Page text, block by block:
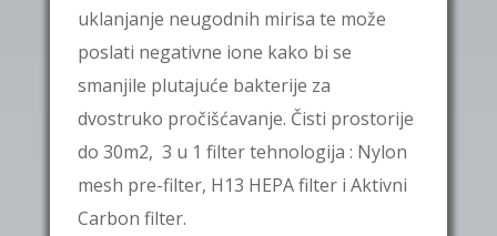
uklanjanje neugodnih mirisa te može
poslati negativne ione kako bi se
smanjile plutajuće bakterije za
dvostruko pročišćavanje. Čisti prostorije
do 30m2, 3 u 1 filter tehnologija : Nylon
mesh pre-filter, H13 HEPA filter i Aktivni
Carbon filter.